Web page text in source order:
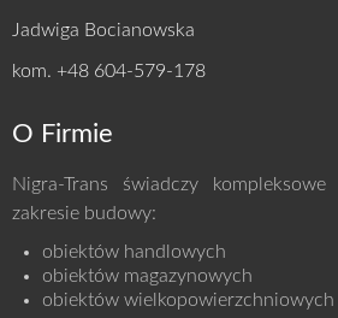
Jadwiga Bocianowska
kom. +48 604-579-178
O Firmie
Nigra-Trans świadczy
zakresie budowy:
obiektów handlowych
obiektów magazynowych
obiektów wielkopowierzchniowych